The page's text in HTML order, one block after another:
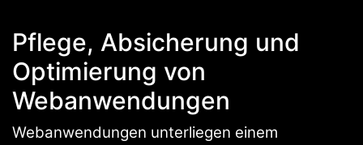
Pflege, Absicherung und
Optimierung von
Webanwendungen
Webanwendungen unterliegen einem